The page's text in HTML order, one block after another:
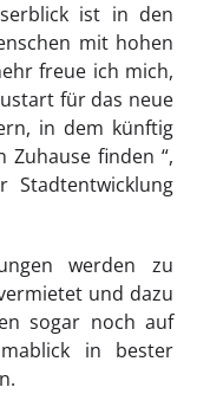
ist in den
mit hohen
freue ich mich,
für das neue
in dem künftig
finden “,
Stadtentwicklung
werden zu
und dazu
sogar noch auf
in bester